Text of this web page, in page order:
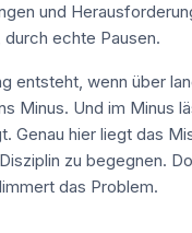
und
echte Pausen.
entsteht, wenn über
Minus. Und im Minus
Genau hier liegt das
zu begegnen.
das Problem.